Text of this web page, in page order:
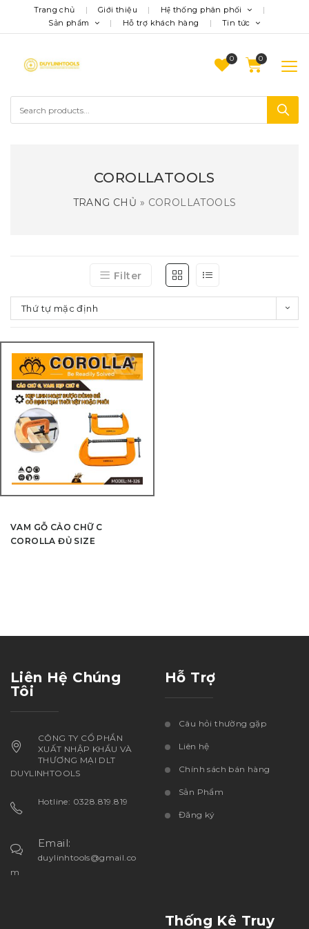
Trang chủ Giới thiệu
Hệ thống phân phối
Sản phẩm
Hỗ trợ khách hàng Tin tức
0
COROLLATOOLS
TRANG CHỦ » COROLLATOOLS
Filter
Thứ tự mặc định
VAM GỖ CẢO CHỮ C
COROLLA ĐỦ SIZE
Liên Hệ Chúng
Tôi
CÔNG TY CỔ PHẦN
XUẤT NHẬP KHẨU VÀ
THƯƠNG MẠI DLT
DUYLINHTOOLS
Hotline: 0328.819.819
Email:
duylinhtools@gmail.co
m
Hỗ Trợ
Câu hỏi thường gặp
Liên hệ
Chính sách bán hàng
Sản Phẩm
Đăng ký
Thống Kê Truy